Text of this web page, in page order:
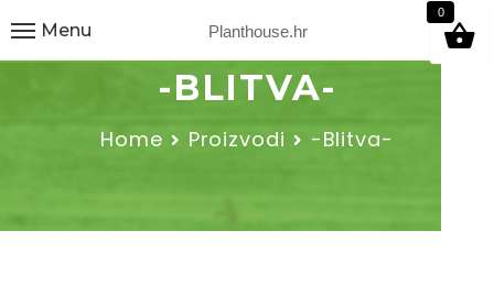
Planthouse.hr
Menu
9
-BLITVA-
Home Proizvodi -Blitva-
0